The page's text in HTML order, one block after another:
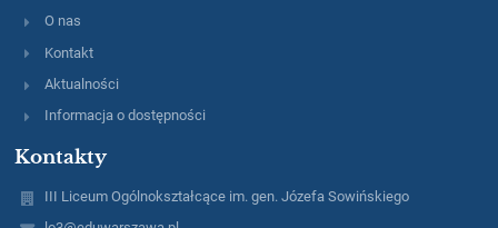
O nas
Kontakt
Aktualności
Informacja o dostępności
Kontakty
III Liceum Ogólnokształcące im. gen. Józefa Sowińskiego